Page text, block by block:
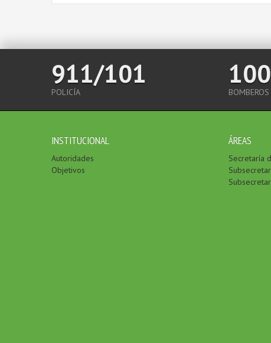
911/101
POLICÍA
100
BOMBEROS
INSTITUCIONAL
Autoridades
Objetivos
ÁREAS
Secretaría